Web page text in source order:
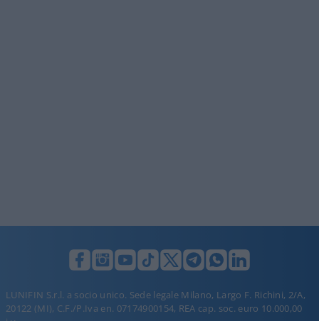
LUNIFIN S.r.l. a socio unico. Sede legale Milano, Largo F. Richini, 2/A,
20122 (MI), C.F./P.Iva en. 07174900154, REA cap. soc. euro 10.000,00